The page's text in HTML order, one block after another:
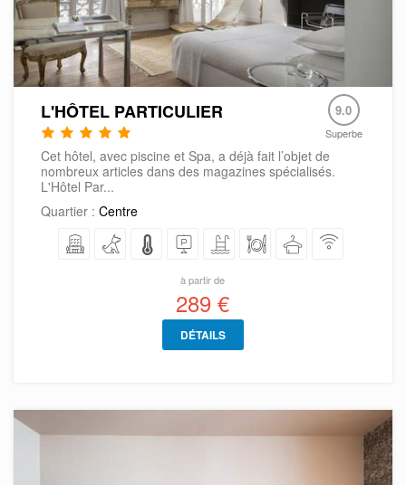
L'HÔTEL PARTICULIER 9.0
Superbe
Cet hôtel, avec piscine et Spa, a déjà fait l’objet de
nombreux articles dans des magazines spécialisés.
L'Hôtel Par...
Quartier : Centre
à partir de
289 €
DÉTAILS